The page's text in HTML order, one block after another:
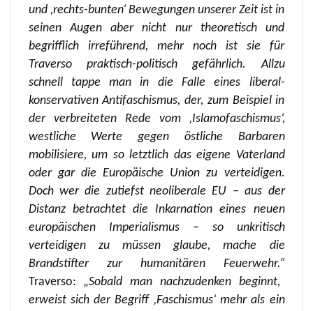
und ‚rechts-bunten‘ Bewegungen unserer Zeit ist in
seinen Augen aber nicht nur theoretisch und
begrifflich irreführend, mehr noch ist sie für
Traverso praktisch-politisch gefährlich. Allzu
schnell tappe man in die Falle eines liberal-
konservativen Antifaschismus, der, zum Beispiel in
der verbreiteten Rede vom ‚Islamofaschismus‘,
westliche Werte gegen östliche Barbaren
mobilisiere, um so letztlich das eigene Vaterland
oder gar die Europäische Union zu verteidigen.
Doch wer die zutiefst neoliberale EU – aus der
Distanz betrachtet die Inkarnation eines neuen
europäischen Imperialismus – so unkritisch
verteidigen zu müssen glaube, mache die
Brandstifter zur humanitären Feuerwehr.“
Traverso: „Sobald man nachzudenken beginnt,
erweist sich der Begriff ‚Faschismus‘ mehr als ein